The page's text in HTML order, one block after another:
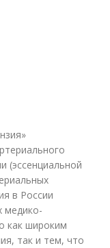
(эссенциальной
в России
медико-
как широким
так и тем, что